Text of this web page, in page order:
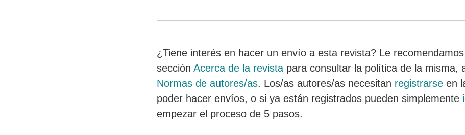
¿Tiene interés en hacer un envío a esta revista? Le
sección Acerca de la revista para consultar la política de la misma,
Normas de autores/as. Los/as autores/as necesitan registrarse en
poder hacer envíos, o si ya están registrados pueden simplemente
empezar el proceso de 5 pasos.